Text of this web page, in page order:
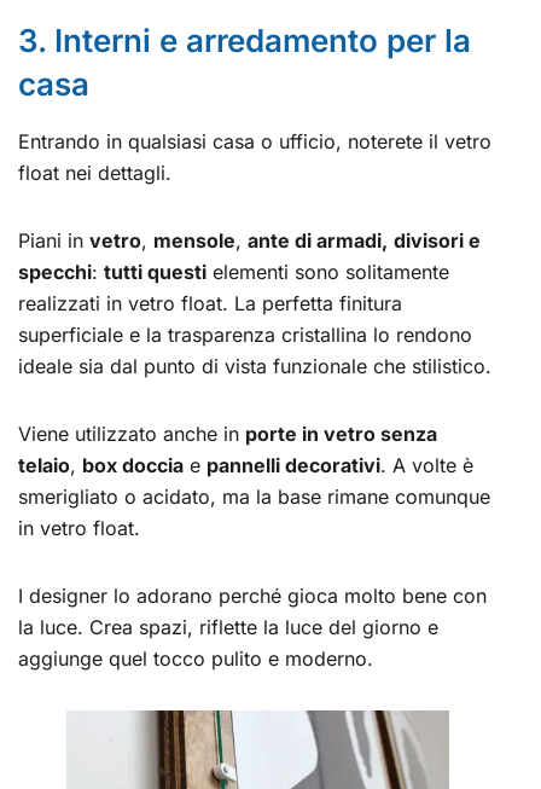
3. Interni e arredamento per la
casa
Entrando in qualsiasi casa o ufficio, noterete il vetro
float nei dettagli.
Piani in vetro, mensole, ante di armadi, divisori e
specchi: tutti questi elementi sono solitamente
realizzati in vetro float. La perfetta finitura
superficiale e la trasparenza cristallina lo rendono
ideale sia dal punto di vista funzionale che stilistico.
Viene utilizzato anche in porte in vetro senza
telaio, box doccia e pannelli decorativi. A volte è
smerigliato o acidato, ma la base rimane comunque
in vetro float.
I designer lo adorano perché gioca molto bene con
la luce. Crea spazi, riflette la luce del giorno e
aggiunge quel tocco pulito e moderno.